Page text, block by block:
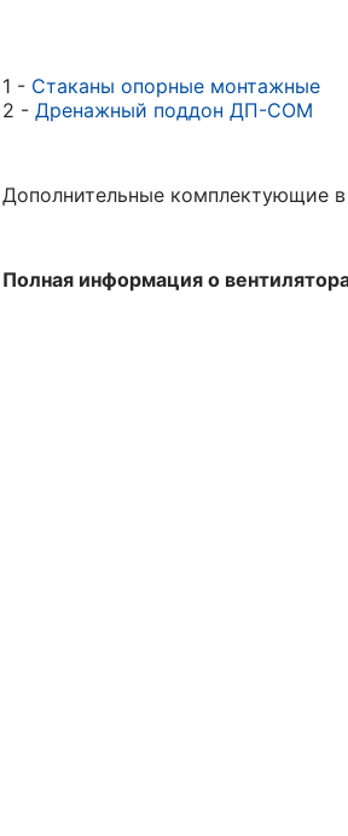
1 - Стаканы опорные монтажные
2 - Дренажный поддон ДП-СОМ
Дополнительные комплектующие
Полная информация о